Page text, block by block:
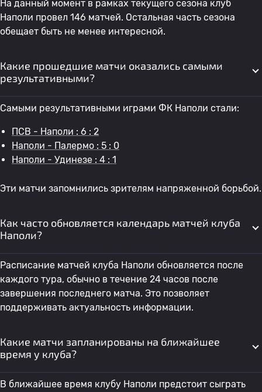
На данный момент в рамках текущего сезона клуб
Наполи провел 146 матчей. Остальная часть сезона
обещает быть не менее интересной.
Какие прошедшие матчи оказались самыми
результативными?
Самыми результативными играми ФК Наполи стали:
ПСВ - Наполи : 6 : 2
Наполи - Палермо : 5 : 0
Наполи - Удинезе : 4 : 1
Эти матчи запомнились зрителям напряженной борьбой.
Как часто обновляется календарь матчей клуба
Наполи?
Расписание матчей клуба Наполи обновляется после
каждого тура, обычно в течение 24 часов после
завершения последнего матча. Это позволяет
поддерживать актуальность информации.
Какие матчи запланированы на ближайшее
время у клуба?
В ближайшее время клубу Наполи предстоит сыграть